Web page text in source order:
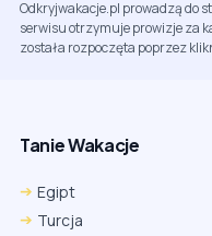
Odkryjwakacje.pl prowadzą do
serwisu otrzymuje prowizje za
została rozpoczęta poprzez
Tanie Wakacje
Egipt
Turcja